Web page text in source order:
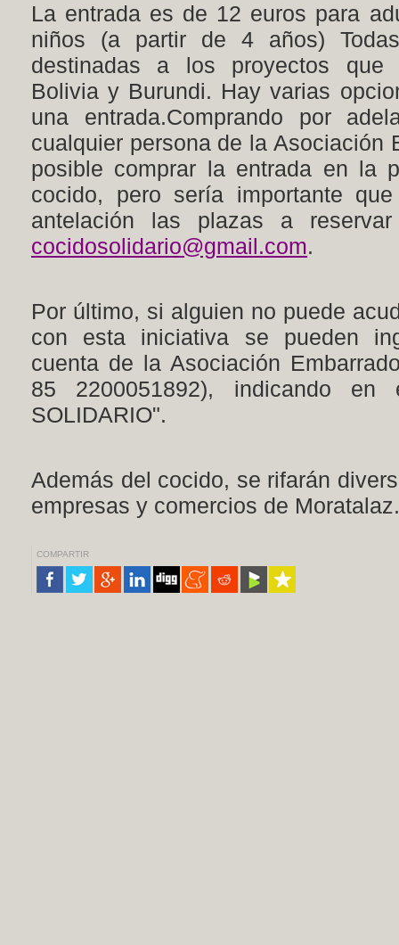
La entrada es de 12 euros para
niños (a partir de 4 años)
destinadas a los proyectos que
Bolivia y Burundi. Hay varias
una entrada.Comprando por
cualquier persona de la Asociación
posible comprar la entrada en la
cocido, pero sería importante
antelación las plazas a
cocidosolidario@gmail.com.
Por último, si alguien no puede
con esta iniciativa se pueden
cuenta de la Asociación
85 2200051892), indicando en
SOLIDARIO".
Además del cocido, se rifarán
empresas y comercios de
COMPARTIR